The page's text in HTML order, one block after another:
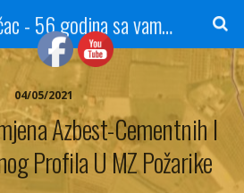
Radio Gradačac - 56 godina sa vama...
04/05/2021
Azbest-Cementnih I
Profila U MZ Požarike